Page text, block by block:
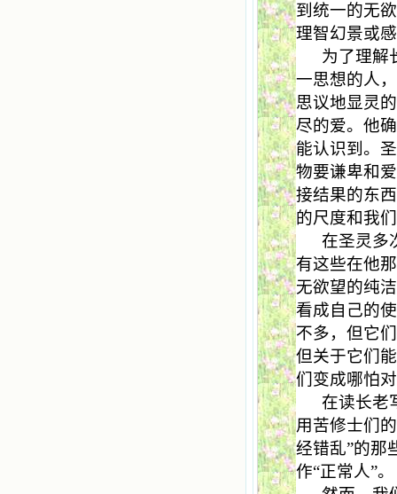
到统一的无
理智幻景或
为了理解
一思想的人
思议地显灵
尽的爱。他
能认识到。
物要谦卑和
接结果的东
的尺度和我
在圣灵多
有这些在他
无欲望的纯
看成自己的
不多，但它
但关于它们
们变成哪怕
在读长老
用苦修士们
经错乱”的那
作“正常人”。